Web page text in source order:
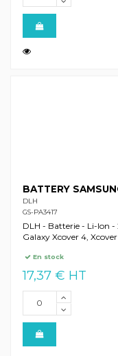
BATTERY
DLH
GS-PA3417
DLH - Batterie - Li-Ion
Galaxy Xcover 4,
En stock
17,37 € HT